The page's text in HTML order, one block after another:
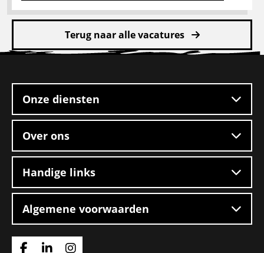
Lees
meer
CE
Terug naar alle vacatures
footer
Onze diensten
Over ons
Handige links
Algemene voorwaarden